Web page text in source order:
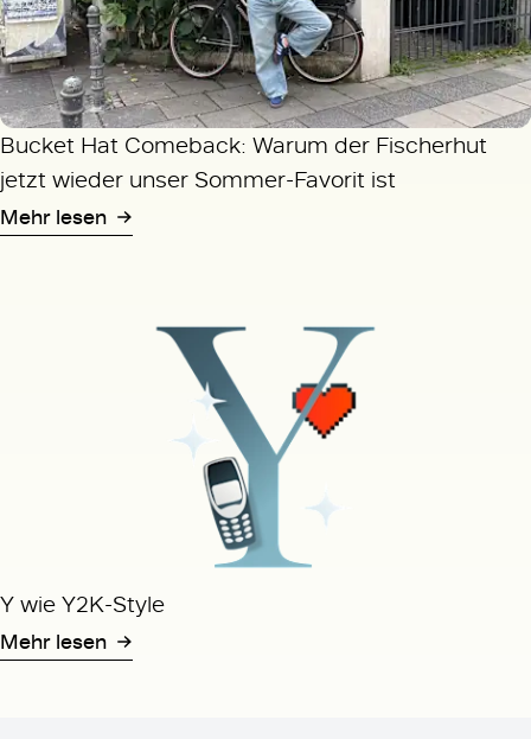
Bucket Hat Comeback: Warum der Fischerhut
jetzt wieder unser Sommer-Favorit ist
Mehr lesen
Y wie Y2K-Style
Mehr lesen